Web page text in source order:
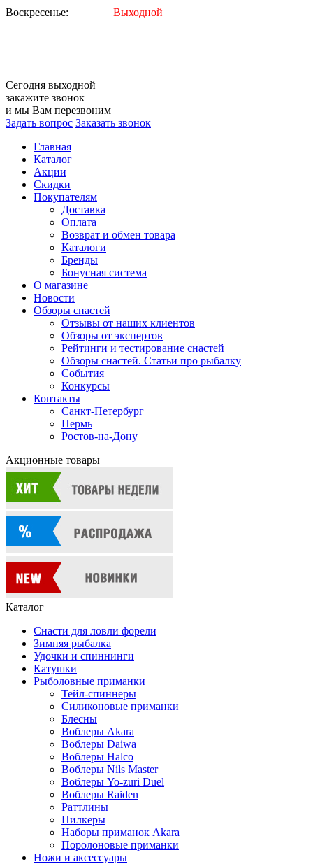
Воскресенье:
Выходной
Сегодня выходной
закажите звонок
и мы Вам перезвоним
Задать вопрос Заказать звонок
Главная
Каталог
Акции
Скидки
Покупателям
Доставка
Оплата
Возврат и обмен товара
Каталоги
Бренды
Бонусная система
О магазине
Новости
Обзоры снастей
Отзывы от наших клиентов
Обзоры от экспертов
Рейтинги и тестирование снастей
Обзоры снастей. Статьи про рыбалку
События
Конкурсы
Контакты
Санкт-Петербург
Пермь
Ростов-на-Дону
Акционные товары
Каталог
Снасти для ловли форели
Зимняя рыбалка
Удочки и спиннинги
Катушки
Рыболовные приманки
Тейл-спиннеры
Силиконовые приманки
Блесны
Воблеры Akara
Воблеры Daiwa
Воблеры Halco
Воблеры Nils Master
Воблеры Yo-zuri Duel
Воблеры Raiden
Раттлины
Пилкеры
Наборы приманок Akara
Поролоновые приманки
Ножи и аксессуары